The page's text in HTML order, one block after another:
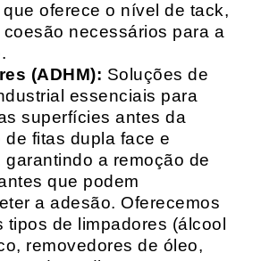
que oferece o nível de tack,
necessários para a
(ADHM): Soluções de
essenciais para
superfícies antes da
de fitas dupla face e
garantindo a remoção de
que podem
a adesão. Oferecemos
tipos de limpadores (álcool
removedores de óleo,